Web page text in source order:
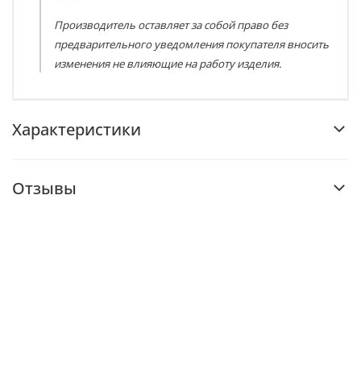
Производитель оставляет за собой право без
предварительного уведомления покупателя вносить
изменения не влияющие на работу изделия.
Характеристики
Отзывы